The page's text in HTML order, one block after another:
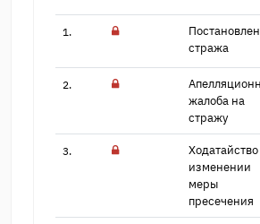
1.
стража
2.
жалоба​ на
стражу
3.
измен​ении
меры
пресечения